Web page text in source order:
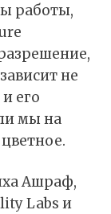
работы,
не
его
мы на
Ашраф,
Labs и